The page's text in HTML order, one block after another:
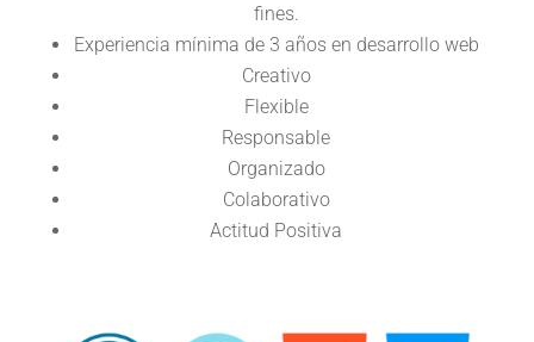
fines.
Experiencia mínima de 3 años en desarrollo web
Creativo
Flexible
Responsable
Organizado
Colaborativo
Actitud Positiva